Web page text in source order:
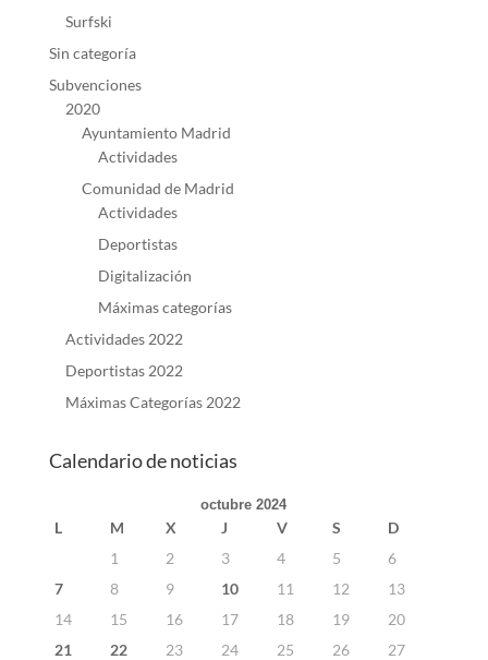
Surfski
Sin categoría
Subvenciones
2020
Ayuntamiento Madrid
Actividades
Comunidad de Madrid
Actividades
Deportistas
Digitalización
Máximas categorías
Actividades 2022
Deportistas 2022
Máximas Categorías 2022
Calendario de noticias
octubre 2024
L M X J V S
D
1
2 3 4 5
6
7
8 9 10 11 12
13
14
15 16 17 18 19
20
21
22 23 24 25 26 27